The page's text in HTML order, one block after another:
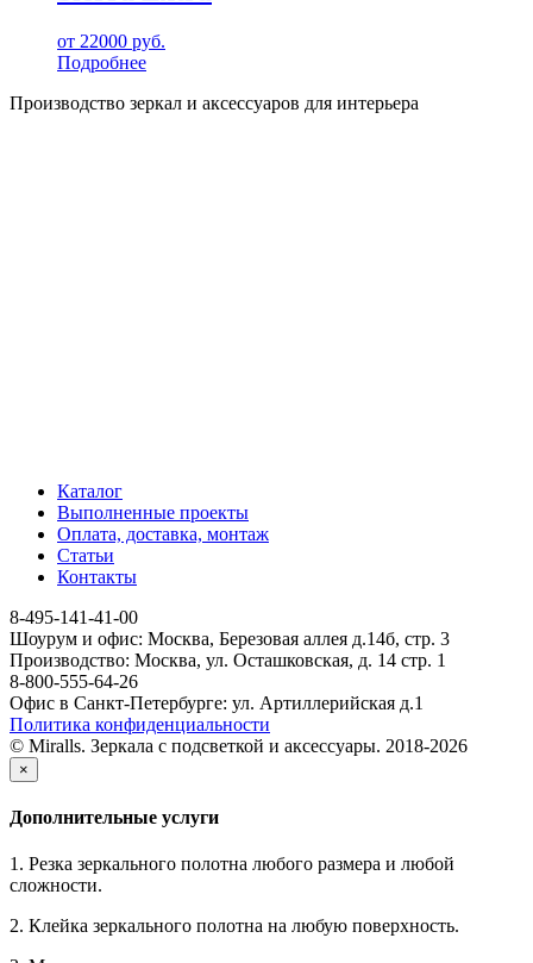
от 22000 руб.
Подробнее
Производство зеркал и аксессуаров для интерьера
Каталог
Выполненные проекты
Оплата, доставка, монтаж
Статьи
Контакты
8-495-141-41-00
Шоурум и офис: Москва, Березовая аллея д.14б, стр. 3
Производство: Москва, ул. Осташковская, д. 14 стр. 1
8-800-555-64-26
Офис в Санкт-Петербурге: ул. Артиллерийская д.1
Политика конфиденциальности
© Miralls. Зеркала с подсветкой и аксессуары. 2018-2026
×
Дополнительные услуги
1. Резка зеркального полотна любого размера и любой
сложности.
2. Клейка зеркального полотна на любую поверхность.